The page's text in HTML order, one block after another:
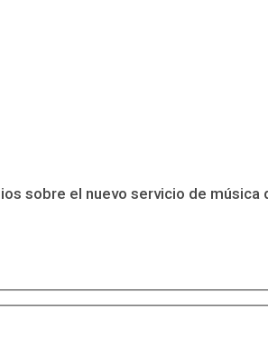
sobre el nuevo servicio de música